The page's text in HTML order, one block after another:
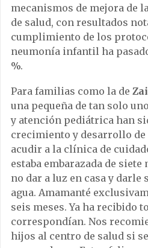
mecanismos de mejora de
de salud, con resultados
cumplimiento de los
neumonía infantil ha
%.
Para familias como la de
una pequeña de tan solo
y atención pediátrica han
crecimiento y desarrollo de
acudir a la clínica de
estaba embarazada de
no dar a luz en casa y
agua. Amamanté
seis meses. Ya ha recibido
correspondían. Nos
hijos al centro de salud si